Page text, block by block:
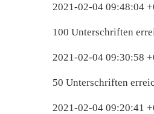
2021-02-04 09:48:04
100 Unterschriften
2021-02-04 09:30:58
50 Unterschriften
2021-02-04 09:20:41